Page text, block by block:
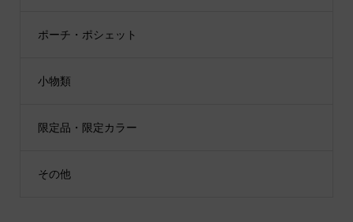
ポーチ・ポシェット
小物類
限定品・限定カラー
その他